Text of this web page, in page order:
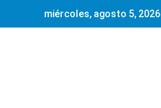
miércoles, agosto 5, 2026